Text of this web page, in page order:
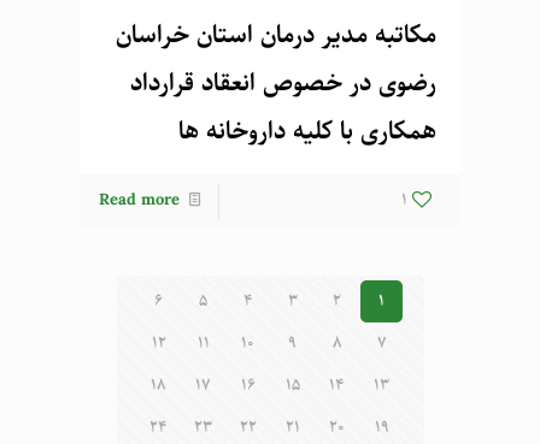
مکاتبه مدیر درمان استان خراسان
رضوی در خصوص انعقاد قرارداد
همکاری با کلیه داروخانه ها
1
Read more
1
2
3
4
5
6
7
8
9
10
11
12
13
14
15
16
17
18
19
20
21
22
23
24